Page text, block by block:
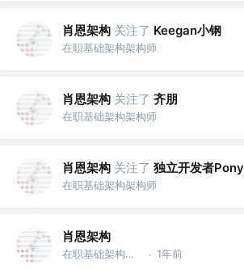
肖恩架构 关注了 Keegan小钢
在职基础架构架构师
肖恩架构 关注了 齐朋
在职基础架构架构师
肖恩架构 关注了 独立开发者Pony
在职基础架构架构师
肖恩架构
在职基础架构架构师 · 1年前